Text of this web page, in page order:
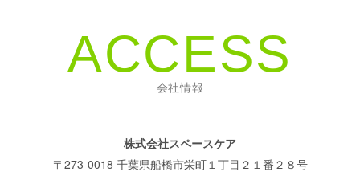
ACCESS
会社情報
株式会社スペースケア
〒273-0018 千葉県船橋市栄町１丁目２１番２８号